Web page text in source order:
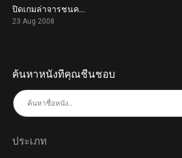
7.0
ปิดเกมล่าจารชนคนพันธุ์โหด Traitor (2008)
23 Aug 2008
ค้นหาหนังที่คุณชื่นชอบ
ประเภท